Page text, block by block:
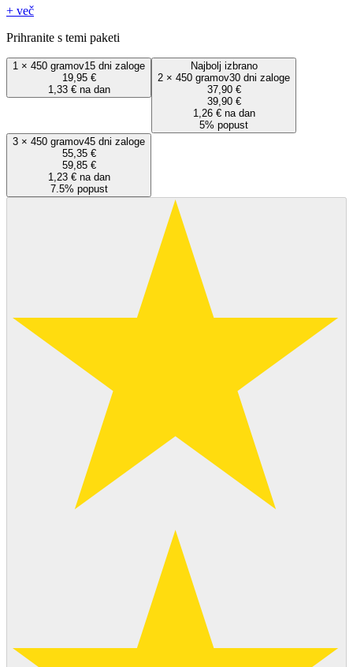
+ več
Prihranite s temi paketi
1 × 450 gramov15 dni zaloge
19,95 €
1,33 € na dan
Najbolj izbrano
2 × 450 gramov30 dni zaloge
37,90 €
39,90 €
1,26 € na dan
5% popust
3 × 450 gramov45 dni zaloge
55,35 €
59,85 €
1,23 € na dan
7.5% popust